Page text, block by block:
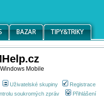
Mobile
Uživatelské skupiny
Registrace
soukromých zpráv Přihlášení